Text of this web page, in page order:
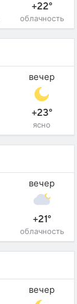
+22°
облачность
вечер
+23°
ясно
вечер
+21°
облачность
вечер